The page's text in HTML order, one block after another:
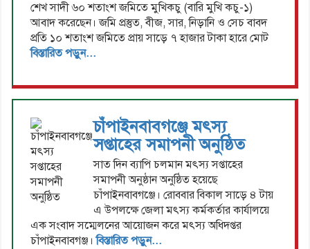
শেখ সাদী ৬০ শতাংশ জমিতে মুখিকচু (বারি মুখি কচু-১)
আবাদ করেছেন। জমি প্রস্তুত, বীজ, সার, নিড়ানি ও সেচ বাবদ
প্রতি ১০ শতাংশ জমিতে প্রায় সাড়ে ৭ হাজার টাকা হারে মোট
বিস্তারিত পড়ুন...
চাঁপাইনবাবগঞ্জে মৎস্য
সপ্তাহের সমাপনী অনুষ্ঠিত
সাত দিন ব্যাপি চলমান মৎস্য সপ্তাহের
সমাপনী অনুষ্ঠান অনুষ্ঠিত হয়েছে
চাঁপাইনবাবগঞ্জে। রোববার বিকাল সাড়ে ৪ টায়
এ উপলক্ষে জেলা মৎস্য কর্মকর্তার কার্যালয়ে
এক সংবাদ সম্মেলনের আয়োজন করে মৎস্য অধিদপ্তর
চাঁপাইনবাবগঞ্জ।বিস্তারিত পড়ুন...